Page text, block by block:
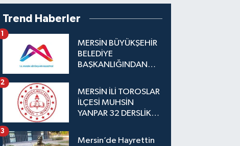
Trend Haberler
MERSİN BÜYÜKŞEHİR
BELEDİYE
BAŞKANLIĞINDAN
1
MERSİN İLİ TOROSLAR
İLÇESİ MUHSİN
YANPAR 32 DERSLİKLİ
2
Mersin’de Hayrettin
3